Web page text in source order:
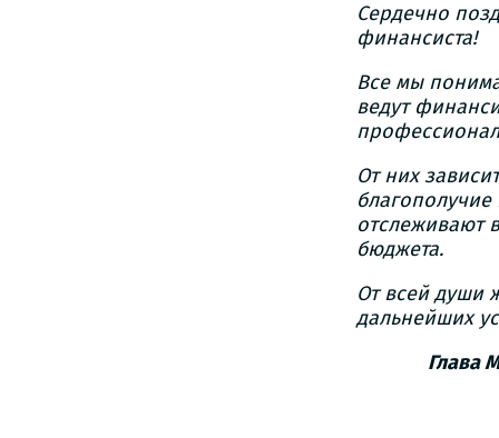
Сердечно
финансиста!
Все мы
ведут
От них
отслеживают
бюджета.
От всей души
дальнейших
Глава